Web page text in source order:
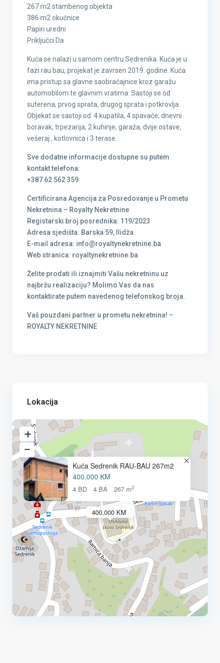
267 m2 stambenog objekta
386 m2 okućnice
Papiri uredni
Priključci Da
Kuća se nalazi u samom centru Sedrenika. Kuća je u
fazi rau bau, projekat je zavrsen 2019. godine. Kuća
ima pristup sa glavne saobraćajnice kroz garažu
automobilom te glavnim vratima. Sastoji se od
suterena, prvog sprata, drugog sprata i potkrovlja.
Objekat se sastoji od 4 kupatila, 4 spavaće, dnevni
boravak, trpezarija, 2 kuhinje, garaža, dvije ostave,
vešeraj , kotlovnica i 3 terase.
Sve dodatne informacije dostupne su putem
kontakt telefona:
+387 62 562 359
Certificirana Agencija za Posredovanje u Prometu
Nekretnina – Royalty Nekretnine
Registarski broj posrednika: 119/2023
Adresa sjedišta: Barska 59, Ilidža
E-mail adresa: info@royaltynekretnine.ba
Web stranica: royaltynekretnine.ba
Želite prodati ili iznajmiti Vašu nekretninu uz
najbržu realizaciju? Molimo Vas da nas
kontaktirate putem navedenog telefonskog broja.
Vaš pouzdani partner u prometu nekretnina! –
ROYALTY NEKRETNINE
Lokacija
400,000 KM
Kuća Sedrenik RAU-BAU 267m2
400,000 KM
4 BD 4 BA 267 m2